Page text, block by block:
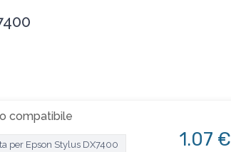
compatibile
per Epson Stylus DX7400
1.07 €